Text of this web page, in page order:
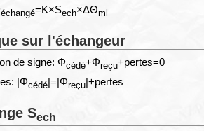
échangé=K×Sech×ΔΘml
sur l'échangeur
de signe: Φcédé+Φreçu+pertes=0
|Φcédé|=|Φreçu|+pertes
Sech